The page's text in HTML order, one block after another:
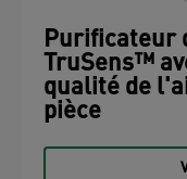
Purificateur
TruSens™
qualité de
pièce